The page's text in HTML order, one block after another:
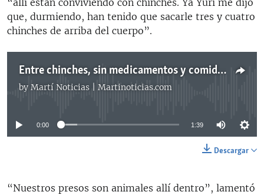
que, durmiendo, han tenido que sacarle tres y cuatro
chinches de arriba del cuerpo”.
Entre chinches, sin medicamentos y comida podrida permanece en prisión Valle Roca
by Martí Noticias | Martinoticias.com
No media source currently available
0:00 1:39
Descargar
“Nuestros presos son animales allí dentro”, lamentó